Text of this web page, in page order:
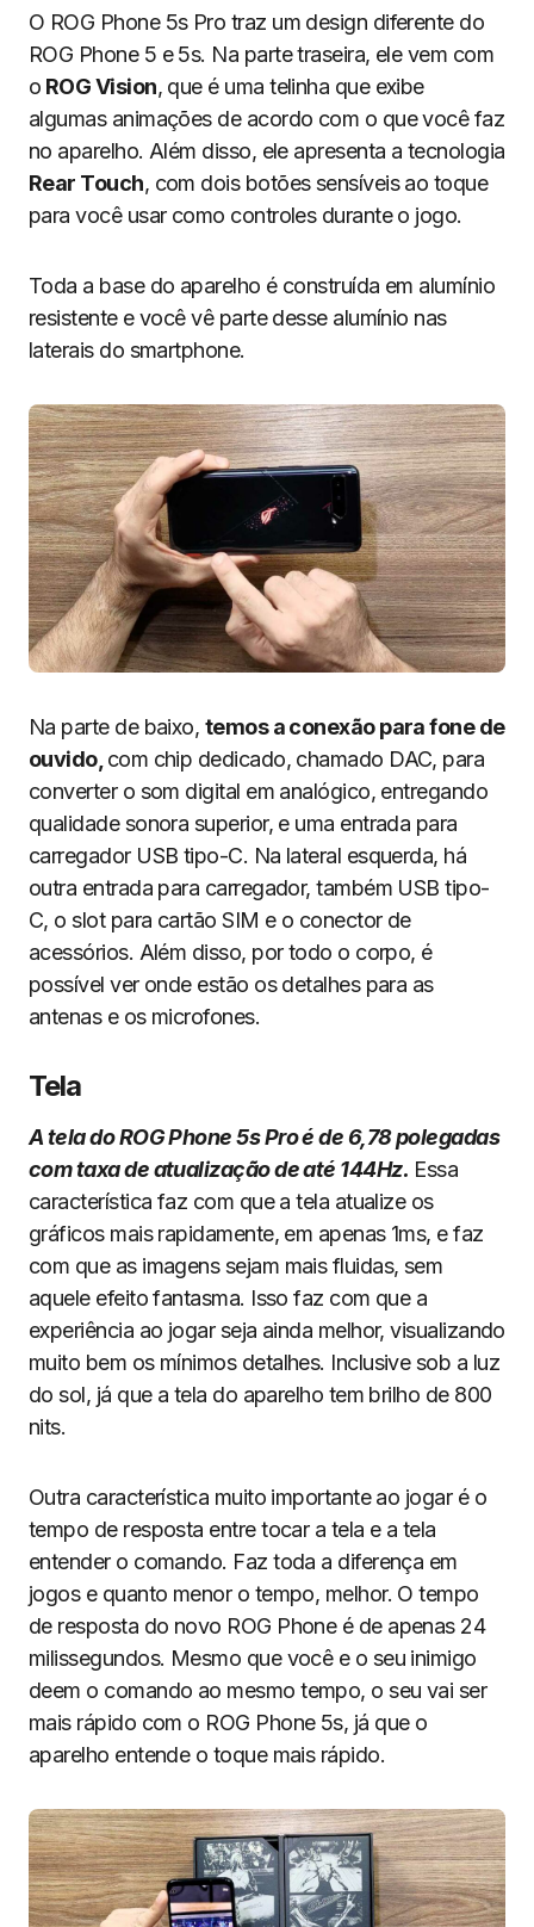
O ROG Phone 5s Pro traz um design diferente do
ROG Phone 5 e 5s. Na parte traseira, ele vem com
o ROG Vision, que é uma telinha que exibe
algumas animações de acordo com o que você faz
no aparelho. Além disso, ele apresenta a tecnologia
Rear Touch, com dois botões sensíveis ao toque
para você usar como controles durante o jogo.
Toda a base do aparelho é construída em alumínio
resistente e você vê parte desse alumínio nas
laterais do smartphone.
Na parte de baixo, temos a conexão para fone de
ouvido, com chip dedicado, chamado DAC, para
converter o som digital em analógico, entregando
qualidade sonora superior, e uma entrada para
carregador USB tipo-C. Na lateral esquerda, há
outra entrada para carregador, também USB tipo-
C, o slot para cartão SIM e o conector de
acessórios. Além disso, por todo o corpo, é
possível ver onde estão os detalhes para as
antenas e os microfones.
Tela
A tela do ROG Phone 5s Pro é de 6,78 polegadas
com taxa de atualização de até 144Hz. Essa
característica faz com que a tela atualize os
gráficos mais rapidamente, em apenas 1ms, e faz
com que as imagens sejam mais fluidas, sem
aquele efeito fantasma. Isso faz com que a
experiência ao jogar seja ainda melhor, visualizando
muito bem os mínimos detalhes. Inclusive sob a luz
do sol, já que a tela do aparelho tem brilho de 800
nits.
Outra característica muito importante ao jogar é o
tempo de resposta entre tocar a tela e a tela
entender o comando. Faz toda a diferença em
jogos e quanto menor o tempo, melhor. O tempo
de resposta do novo ROG Phone é de apenas 24
milissegundos. Mesmo que você e o seu inimigo
deem o comando ao mesmo tempo, o seu vai ser
mais rápido com o ROG Phone 5s, já que o
aparelho entende o toque mais rápido.